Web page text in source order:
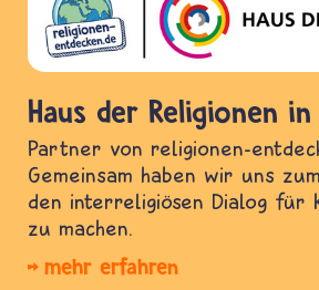
Haus der Religionen
Partner von religionen-
Gemeinsam haben wir uns
den interreligiösen Dialog für
zu machen.
mehr erfahren